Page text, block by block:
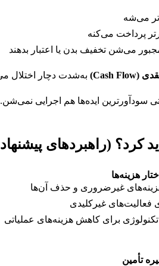
می‌شه
پرداخت می‌کنه
می‌شن تخفیف بدن یا اعتبار بدهند
(Cash Flow) به‌شدت دچار اختلال
سودآورترین ایده‌ها هم اجرایی نمی‌شن.
کرد؟ (راهبردهای
هزینه‌ها
غیرضروری و حذف آن‌ها
فعالیت‌های غیرکلیدی
تکنولوژی برای کاهش هزینه‌های عملیاتی
تأمین